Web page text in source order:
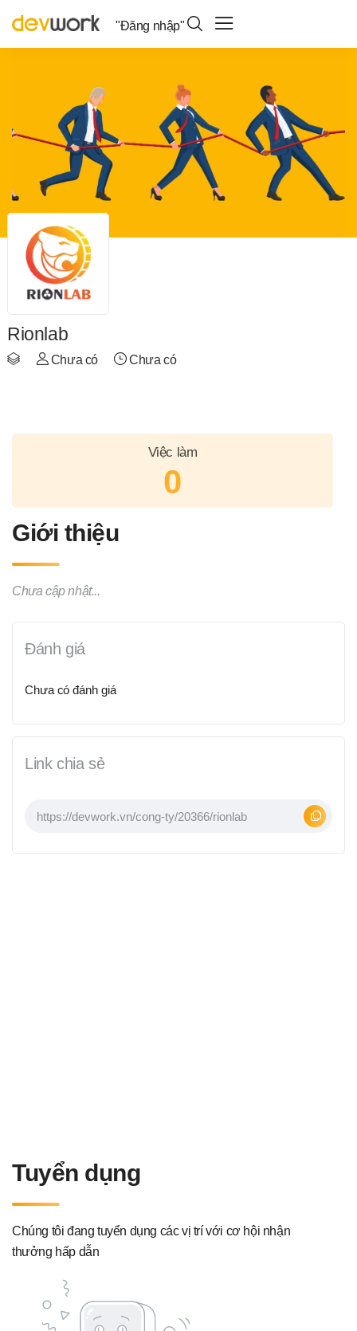
"Đăng nhập"
Việc làm
0
Rionlab
Chưa có Chưa có
Giới thiệu
Chưa cập nhật...
Đánh giá
Chưa có đánh giá
Link chia sẻ
Tuyển dụng
Chúng tôi đang tuyển dụng các vị trí với cơ hội nhận
thưởng hấp dẫn